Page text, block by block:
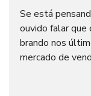
Se está
ouvido falar que
brando nos
mercado de